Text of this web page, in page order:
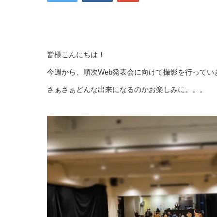
皆様こんにちは！
今週から、順次Web発表会に向けて撮影を行ってい
さぁさぁどんな出来になるのかお楽しみに。。。